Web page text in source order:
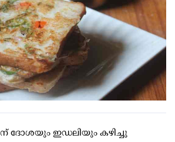
ദോശയും ഇഡലിയും കഴിച്ചു